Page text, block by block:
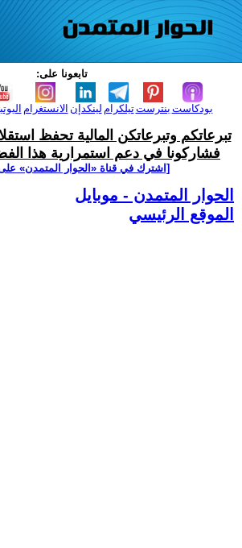
تابعونا على:
الانستغرام لينكدإن تيلكرامبنترست بودكاست
تبرعاتكم وتبرعاتكن المالية تحفظ
فشاركونا في دعم استمرارية هذا
[اشترك في قناة ‫«الحوار المتمدن»
الحوار المتمدن - موبايل
الموقع الرئيسي